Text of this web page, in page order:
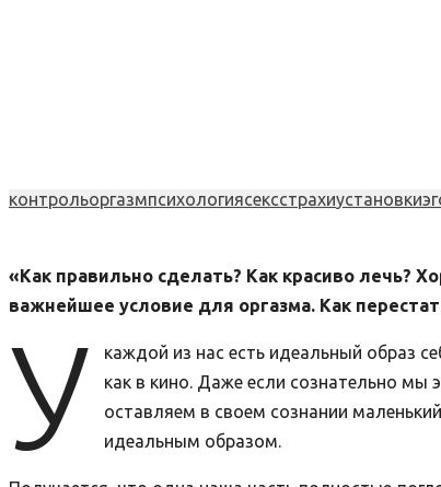
контрольоргазмпсихологиясексстрахиустановки
«Как правильно сделать? Как красиво лечь?
важнейшее условие для оргазма. Как
У
каждой из нас есть идеальный образ
как в кино. Даже если сознательно мы
оставляем в своем сознании
идеальным образом.